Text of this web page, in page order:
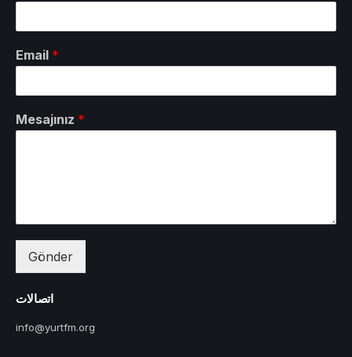
Email *
Mesajınız *
Gönder
اتصالات
info@yurtfm.org